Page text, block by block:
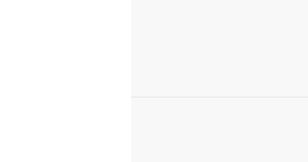
제공한다. 이 책은
열망, 아직 태어나지